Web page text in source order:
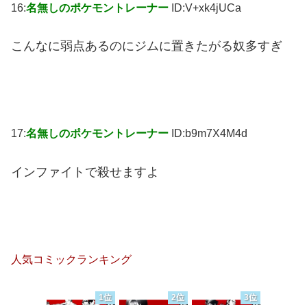
16:名無しのポケモントレーナー ID:V+xk4jUCa
こんなに弱点あるのにジムに置きたがる奴多すぎ
17:名無しのポケモントレーナー ID:b9m7X4M4d
インファイトで殺せますよ
人気コミックランキング
1位 2位 3位